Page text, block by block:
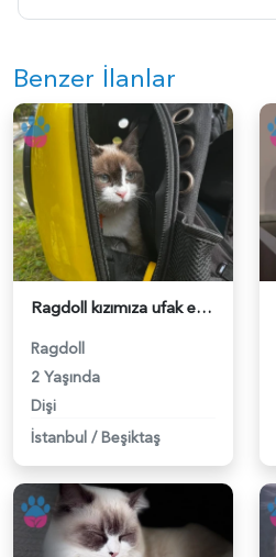
Benzer İlanlar
Ragdoll kızımıza ufak erkek kedi arıyoruz - 118984406
Ragdoll
2 Yaşında
Dişi
İstanbul / Beşiktaş